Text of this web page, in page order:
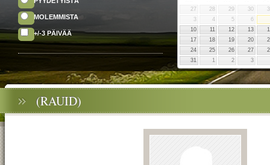
MOLEMMISTA
+/-3 PÄIVÄÄ
27
28 29 30
3
4 5
6
10
11 12 13
17
18 19 20
24
25 26 27
31
1 2 3
(RAUID)